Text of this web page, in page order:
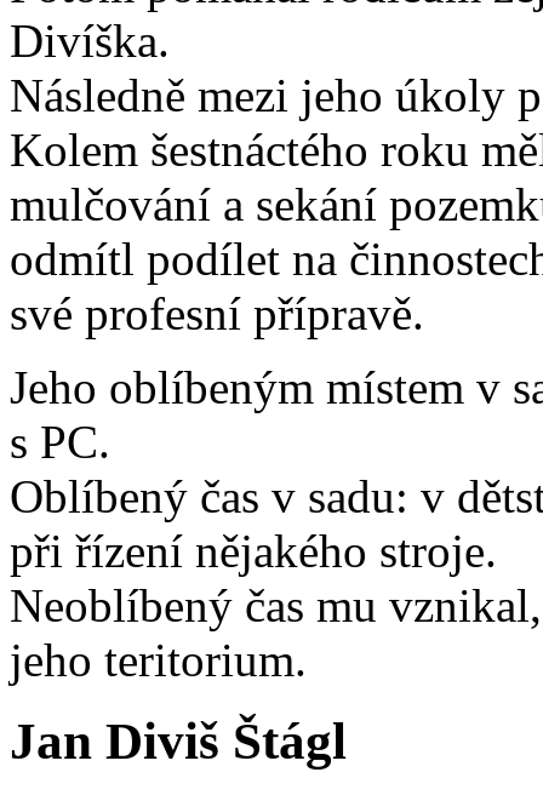
Divíška.
Následně mezi jeho úkoly
Kolem šestnáctého roku
mulčování a sekání
odmítl podílet na
své profesní přípravě.
Jeho oblíbeným místem v
s PC.
Oblíbený čas v sadu: v
při řízení nějakého stroje.
Neoblíbený čas mu
jeho teritorium.
Jan Diviš Štágl